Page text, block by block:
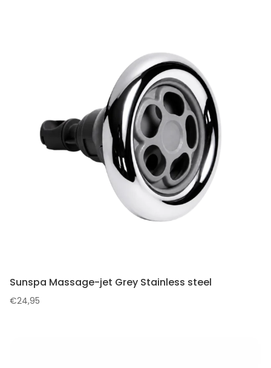
Sunspa Massage-jet Grey Stainless steel
€24,95